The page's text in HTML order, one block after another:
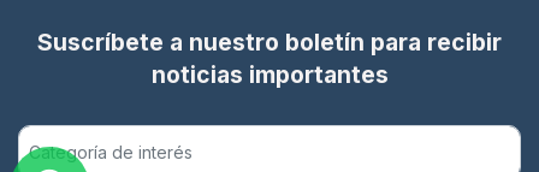
Suscríbete a nuestro boletín para recibir
noticias importantes